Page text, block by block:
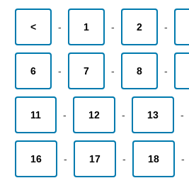
< - 1 - 2 -
6 - 7 - 8 -
11 - 12 - 13 -
16 - 17 - 18 -